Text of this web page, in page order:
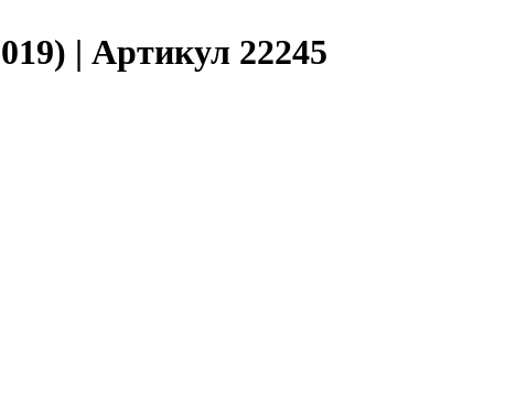
| Артикул 22245